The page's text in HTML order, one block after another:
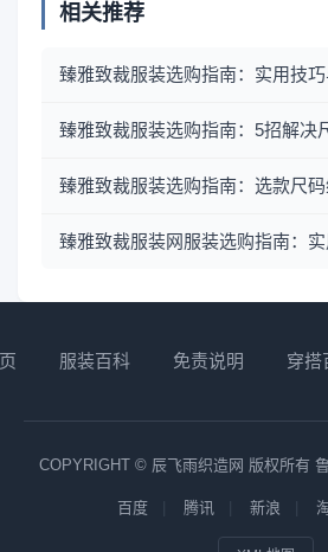
相关推荐
臻雅致裁服装选购指南：实用技
臻雅致裁服装选购指南：5招解决
臻雅致裁服装选购指南：选款尺
臻雅致裁服装网服装选购指南：
服装百科 免责说明 穿搭
COPYRIGHT © 辰飞雨织造网 版权所有
百度 腾讯 新浪